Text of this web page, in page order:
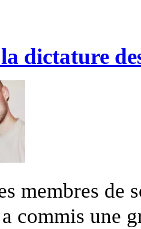
dictature
membres de
commis une